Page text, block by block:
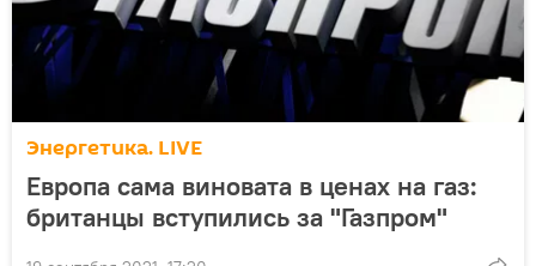
Энергетика. LIVE
Европа сама виновата в ценах на газ:
британцы вступились за "Газпром"